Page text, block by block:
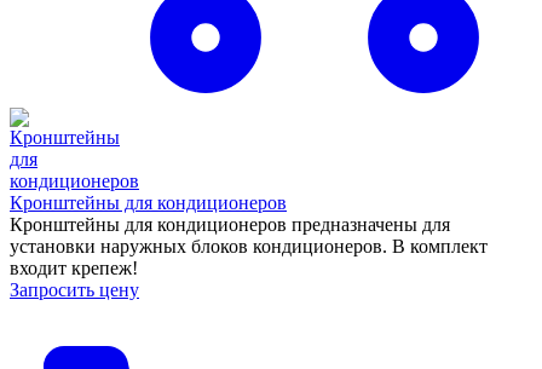
Кронштейны для кондиционеров
Кронштейны для кондиционеров предназначены для
установки наружных блоков кондиционеров. В комплект
входит крепеж!
Запросить цену